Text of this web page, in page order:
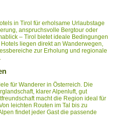
in Tirol für erholsame Urlaubstage
anspruchsvolle Bergtour oder
– Tirol bietet ideale Bedingungen
liegen direkt an Wanderwegen,
zur Erholung und regionale
für Wanderer in Österreich. Die
klarer Alpenluft, gut
macht die Region ideal für
leichten Routen im Tal bis zu
findet jeder Gast die passende